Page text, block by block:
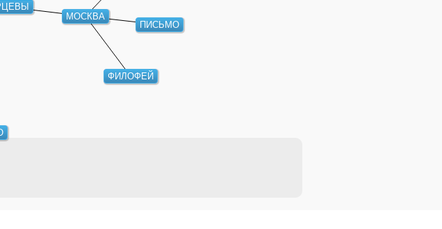
МОСКВА
ФИЛОФЕЙ
ПИСЬМО